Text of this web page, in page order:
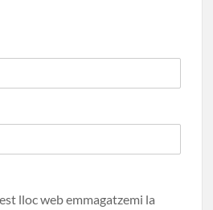
lloc web emmagatzemi la